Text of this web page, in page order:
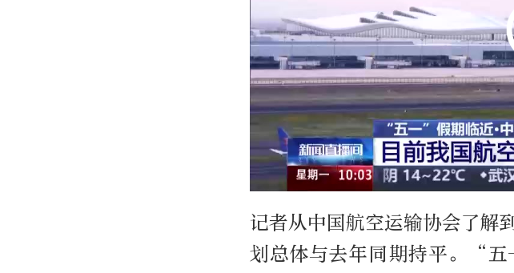
记者从中国航空运输协会了解
划总体与去年同期持平。“